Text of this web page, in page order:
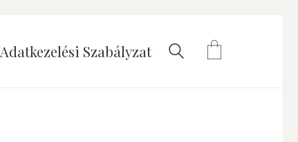
Adatkezelési Szabályzat